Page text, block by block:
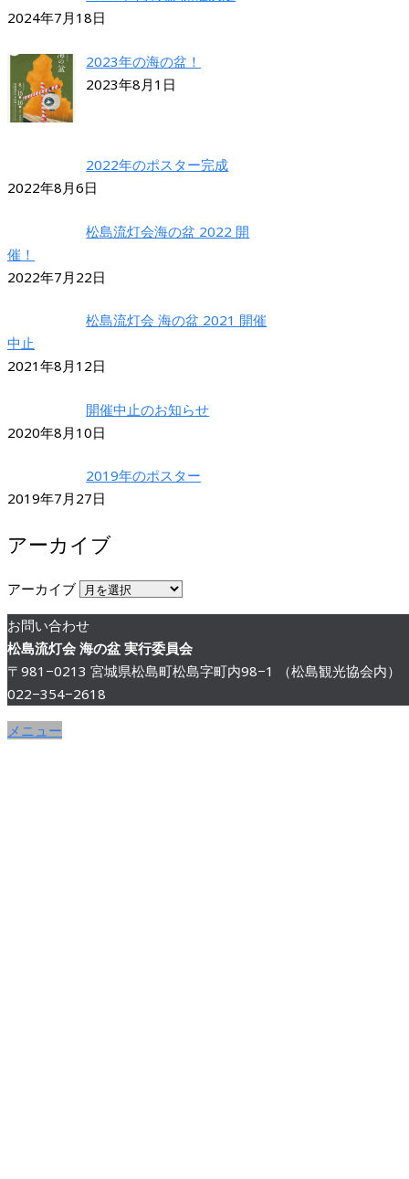
2024年7月18日
2023年の海の盆！
2023年8月1日
2022年のポスター完成
2022年8月6日
松島流灯会海の盆 2022 開
催！
2022年7月22日
松島流灯会 海の盆 2021 開催
中止
2021年8月12日
開催中止のお知らせ
2020年8月10日
2019年のポスター
2019年7月27日
アーカイブ
アーカイブ
お問い合わせ
松島流灯会 海の盆 実行委員会
〒981−0213 宮城県松島町松島字町内98−1 （松島観光協会内）
022−354−2618
メニュー